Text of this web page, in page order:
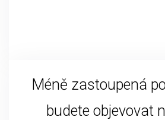
Méně zastoupená
budete objevovat